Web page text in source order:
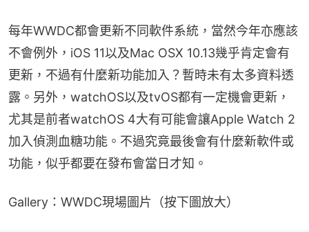
每年WWDC都會更新不同軟件系統，當然今年亦應該
不會例外，iOS 11以及Mac OSX 10.13幾乎肯定會有
更新，不過有什麼新功能加入？暫時未有太多資料透
露。另外，watchOS以及tvOS都有一定機會更新，
尤其是前者watchOS 4大有可能會讓Apple Watch 2
加入偵測血糖功能。不過究竟最後會有什麼新軟件或
功能，似乎都要在發布會當日才知。
Gallery：WWDC現場圖片（按下圖放大）